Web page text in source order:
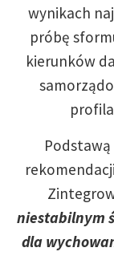
wynikach
próbę
kierunków
niestabilnym
dla